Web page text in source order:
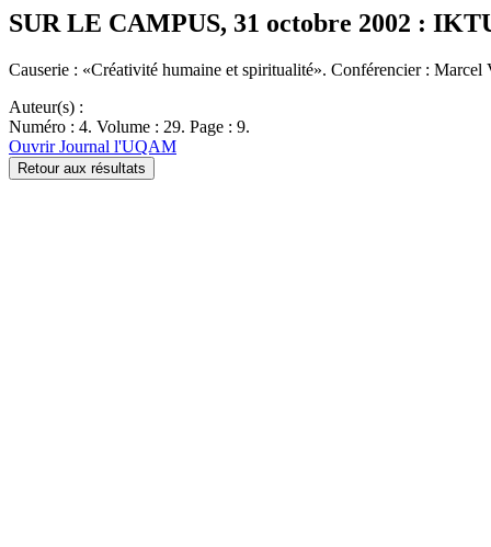
SUR LE CAMPUS, 31 octobre 2002 :
Causerie : «Créativité humaine et spiritualité». Conférencier :
Auteur(s) :
Numéro : 4. Volume : 29. Page : 9.
Ouvrir Journal l'UQAM
Retour aux résultats